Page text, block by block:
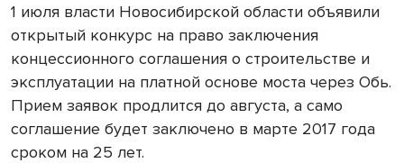
1 июля власти Новосибирской области объявили
открытый конкурс на право заключения
концессионного соглашения о строительстве и
эксплуатации на платной основе моста через Обь.
Прием заявок продлится до августа, а само
соглашение будет заключено в марте 2017 года
сроком на 25 лет.